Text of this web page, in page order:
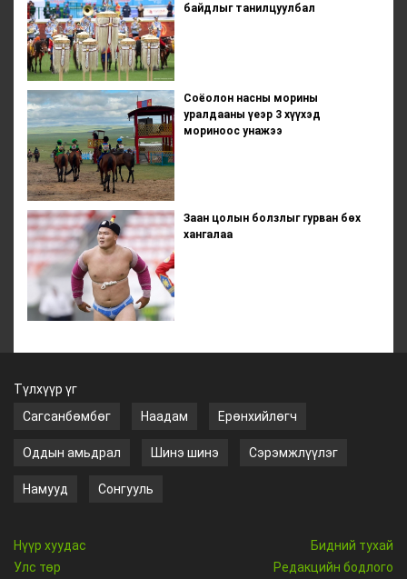
байдлыг танилцуулбал
Соёолон насны морины
уралдааны үеэр 3 хүүхэд
мориноос унажээ
Заан цолын болзлыг гурван бөх
хангалаа
Түлхүүр үг
Сагсанбөмбөг
Наадам Ерөнхийлөгч
Оддын амьдрал Шинэ шинэ Сэрэмжлүүлэг
Намууд Сонгууль
Нүүр хуудас
Улс төр
Бидний тухай
Редакцийн бодлого